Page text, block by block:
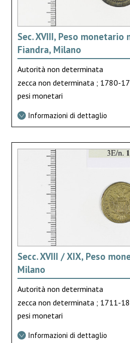
Sec. XVIII, Peso monetario
Fiandra, Milano
Autorità non determinata
zecca non determinata ; 1780-
pesi monetari
Informazioni di dettaglio
Secc. XVIII / XIX, Peso
Milano
Autorità non determinata
zecca non determinata ; 1711-
pesi monetari
Informazioni di dettaglio